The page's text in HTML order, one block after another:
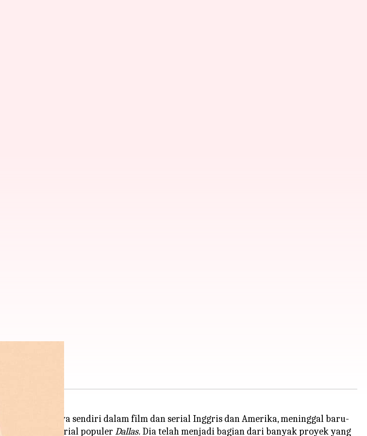
untuk dirinya sendiri dalam film dan serial Inggris dan Amerika, meninggal baru-
season serial populer Dallas. Dia telah menjadi bagian dari banyak proyek yang